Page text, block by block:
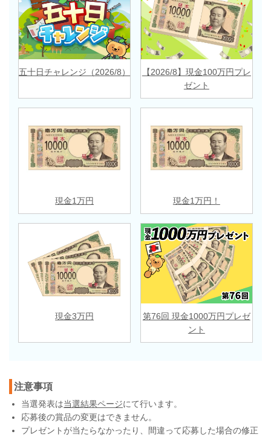
五十日チャレンジ（2026/8）
【2026/8】現金100万円プレ
ゼント
現金1万円 現金1万円！
現金3万円
第76回 現金1000万円プレゼ
ント
注意事項
当選発表は当選結果ページにて行います。
応募後の賞品の変更はできません。
プレゼントが当たらなかったり、間違って応募した場合の修正